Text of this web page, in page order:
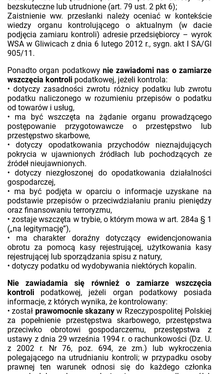
bezskuteczne lub utrudnione (art. 79 ust. 2 pkt 6);
Zaistnienie ww. przesłanki należy oceniać w kontekście
wiedzy organu kontrolującego o aktualnym (w dacie
podjęcia zamiaru kontroli) adresie przedsiębiorcy – wyrok
WSA w Gliwicach z dnia 6 lutego 2012 r., sygn. akt I SA/Gl
905/11.
Ponadto organ podatkowy nie zawiadomi nas o zamiarze
wszczęcia kontroli podatkowej, jeżeli kontrola:
• dotyczy zasadności zwrotu różnicy podatku lub zwrotu
podatku naliczonego w rozumieniu przepisów o podatku
od towarów i usług,
• ma być wszczęta na żądanie organu prowadzącego
postępowanie przygotowawcze o przestępstwo lub
przestępstwo skarbowe,
• dotyczy opodatkowania przychodów nieznajdujących
pokrycia w ujawnionych źródłach lub pochodzących ze
źródeł nieujawnionych.
• dotyczy niezgłoszonej do opodatkowania działalności
gospodarczej,
• ma być podjęta w oparciu o informacje uzyskane na
podstawie przepisów o przeciwdziałaniu praniu pieniędzy
oraz finansowaniu terroryzmu,
• zostaje wszczęta w trybie, o którym mowa w art. 284a § 1
(„na legitymację”),
• ma charakter doraźny dotyczący ewidencjonowania
obrotu za pomocą kasy rejestrującej, użytkowania kasy
rejestrującej lub sporządzania spisu z natury,
• dotyczy podatku od wydobywania niektórych kopalin.
Nie zawiadamia się również o zamiarze wszczęcia
kontroli podatkowej, jeżeli organ podatkowy posiada
informacje, z których wynika, że kontrolowany:
• został prawomocnie skazany w Rzeczypospolitej Polskiej
za popełnienie przestępstwa skarbowego, przestępstwa
przeciwko obrotowi gospodarczemu, przestępstwa z
ustawy z dnia 29 września 1994 r. o rachunkowości (Dz. U.
z 2002 r. Nr 76, poz. 694, ze zm.) lub wykroczenia
polegającego na utrudnianiu kontroli; w przypadku osoby
prawnej ten warunek odnosi się do każdego członka